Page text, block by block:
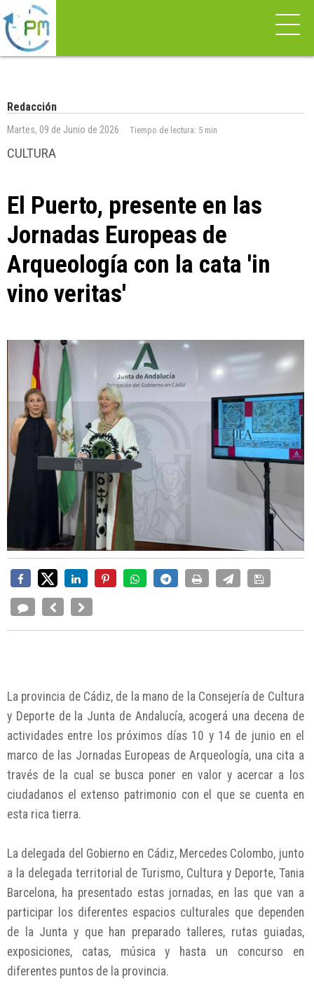
Redacción
Martes, 09 de Junio de 2026 Tiempo de lectura: 5 min
CULTURA
El Puerto, presente en las
Jornadas Europeas de
Arqueología con la cata 'in
vino veritas'
La provincia de Cádiz, de la mano de la Consejería de Cultura
y Deporte de la Junta de Andalucía, acogerá una decena de
actividades entre los próximos días 10 y 14 de junio en el
marco de las Jornadas Europeas de Arqueología, una cita a
través de la cual se busca poner en valor y acercar a los
ciudadanos el extenso patrimonio con el que se cuenta en
esta rica tierra.
La delegada del Gobierno en Cádiz, Mercedes Colombo, junto
a la delegada territorial de Turismo, Cultura y Deporte, Tania
Barcelona, ha presentado estas jornadas, en las que van a
participar los diferentes espacios culturales que dependen
de la Junta y que han preparado talleres, rutas guiadas,
exposiciones, catas, música y hasta un concurso en
diferentes puntos de la provincia.